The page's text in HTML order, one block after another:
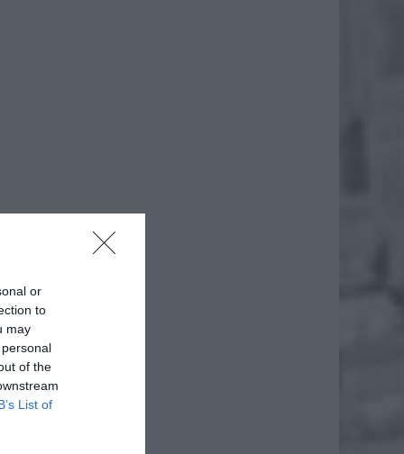
or
to
may
of the
List of